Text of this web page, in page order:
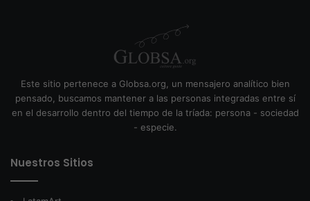
Este sitio pertenece a Globsa.org, un mensajero analítico bien
pensado, buscamos mantener a las personas integradas entre sí
en el desarrollo dentro del tiempo de la tríada: persona - sociedad
- especie.
Nuestros Sitios